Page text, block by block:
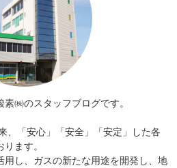
㈱のスタッフブログです。
、「安心」「安全」「安定」した各
ます。
用し、ガスの新たな用途を開発し、地